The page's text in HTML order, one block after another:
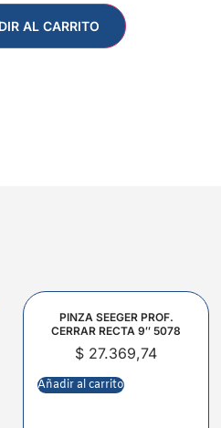
AL CARRITO
PINZA SEEGER PROF.
CERRAR RECTA 9″ 5078
$ 27.369,74
Añadir al carrito